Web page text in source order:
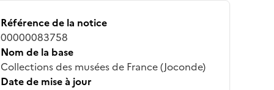
Référence de la notice
00000083758
Nom de la base
Collections des musées de France (Joconde)
Date de mise à jour